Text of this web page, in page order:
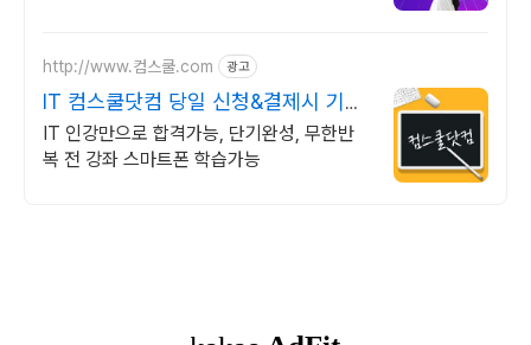
http://www.컴스쿨.com 광고
IT 컴스쿨닷컴 당일 신청&결제시 기프
티콘!
IT 인강만으로 합격가능, 단기완성, 무한반
복 전 강좌 스마트폰 학습가능